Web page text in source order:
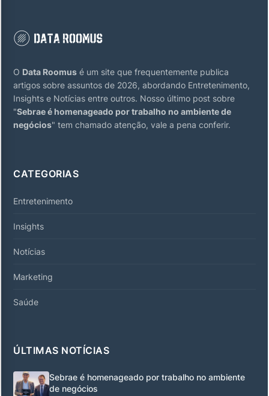
O Data Roomus é um site que frequentemente publica
artigos sobre assuntos de 2026, abordando Entretenimento,
Insights e Notícias entre outros. Nosso último post sobre
"Sebrae é homenageado por trabalho no ambiente de
negócios" tem chamado atenção, vale a pena conferir.
CATEGORIAS
Entretenimento
Insights
Notícias
Marketing
Saúde
ÚLTIMAS NOTÍCIAS
Sebrae é homenageado por trabalho no ambiente
de negócios